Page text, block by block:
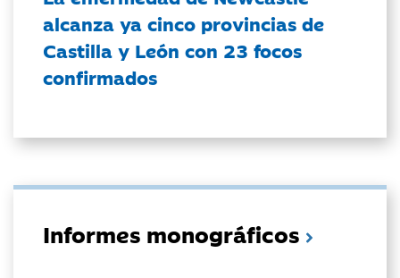
alcanza ya cinco provincias de
Castilla y León con 23 focos
confirmados
Informes monográficos